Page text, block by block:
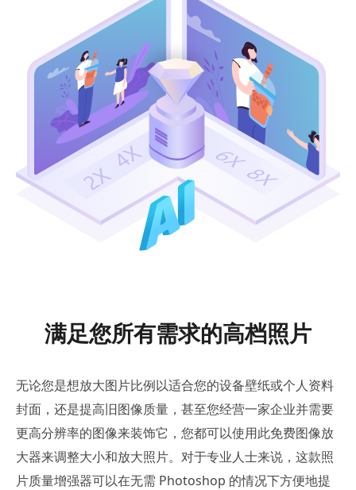
满足您所有需求的高档照片
无论您是想放大图片比例以适合您的设备壁纸或个人资料
封面，还是提高旧图像质量，甚至您经营一家企业并需要
更高分辨率的图像来装饰它，您都可以使用此免费图像放
大器来调整大小和放大照片。对于专业人士来说，这款照
片质量增强器可以在无需 Photoshop 的情况下方便地提